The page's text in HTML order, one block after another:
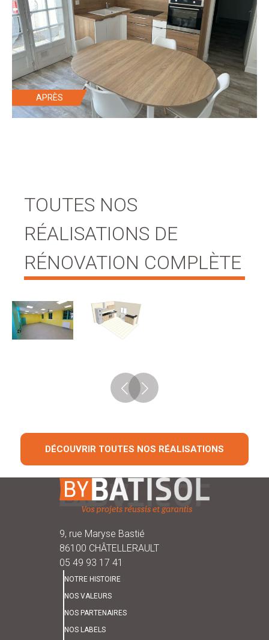
TOUTES NOS
RÉALISATIONS DE
RÉNOVATION COMPLÈTE
DÉCOUVRIR TOUTES NOS RÉALISATIONS
9, rue Maryse Bastié
86100 CHÂTELLERAULT
05 49 93 17 41
NOTRE HISTOIRE
NOS VALEURS
NOS PARTENAIRES
NOS LABELS